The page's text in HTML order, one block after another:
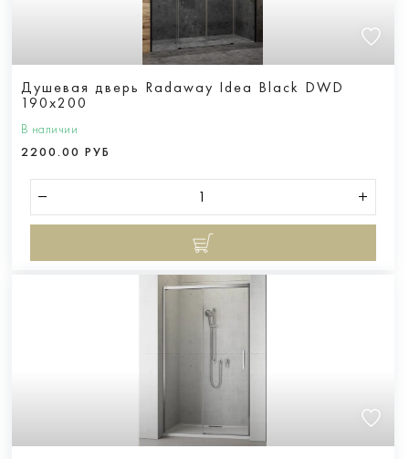
Душевая дверь Radaway Idea Black DWD
190x200
В наличии
2200.00 РУБ